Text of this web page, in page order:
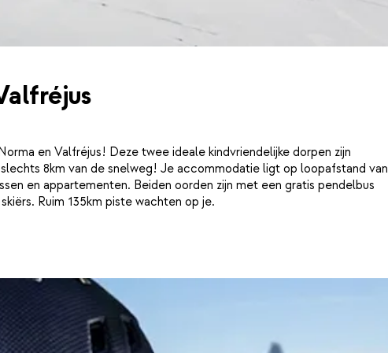
en Valfréjus! Deze twee ideale kindvriendelijke dorpen zijn
8km van de snelweg! Je accommodatie ligt op loopafstand van
en appartementen. Beiden oorden zijn met een gratis pendelbus
Ruim 135km piste wachten op je.